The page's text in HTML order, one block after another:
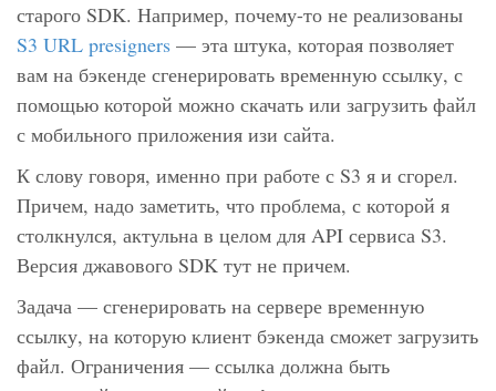
старого SDK. Например, почему-то не реализованы
S3 URL presigners — эта штука, которая позволяет
вам на бэкенде сгенерировать временную ссылку, с
помощью которой можно скачать или загрузить файл
с мобильного приложения изи сайта.
К слову говоря, именно при работе с S3 я и сгорел.
Причем, надо заметить, что проблема, с которой я
столкнулся, актульна в целом для API сервиса S3.
Версия джавового SDK тут не причем.
Задача — сгенерировать на сервере временную
ссылку, на которую клиент бэкенда сможет загрузить
файл. Ограничения — ссылка должна быть